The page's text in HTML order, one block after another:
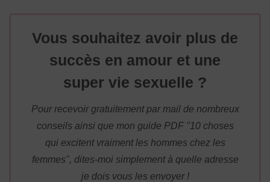
Vous souhaitez avoir plus de
succès en amour et une
super vie sexuelle ?
Pour recevoir gratuitement par mail de nombreux
conseils ainsi que mon guide PDF "10 choses
qui excitent vraiment les hommes chez les
femmes", dites-moi simplement à quelle adresse
je dois vous les envoyer !